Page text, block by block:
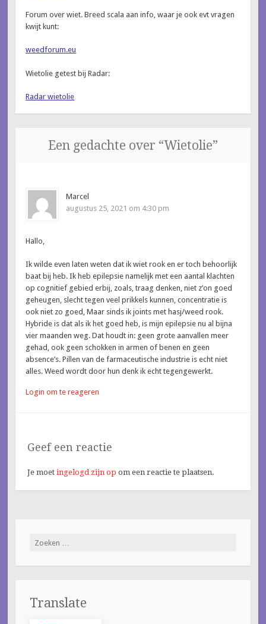
Forum over wiet. Breed scala aan info, waar je ook evt vragen
kwijt kunt:
weedforum.eu
Wietolie getest bij Radar:
Radar wietolie
Een gedachte over “Wietolie”
Marcel
augustus 25, 2021 om 4:30 pm
Hallo,
Ik wilde even laten weten dat ik wiet rook en er toch behoorlijk
baat bij heb. Ik heb epilepsie namelijk met een aantal klachten
op cognitief gebied erbij, zoals, traag denken, niet z’on goed
geheugen, slecht tegen veel prikkels kunnen, concentratie is
ook niet zo goed, Maar sinds ik joints met hasj/weed rook.
Hybride is dat als ik het goed heb, is mijn epilepsie nu al bijna
vier maanden weg. Dat houdt in: geen grote aanvallen meer
gehad, ook geen schokken in armen of benen en geen
absence’s. Pillen van de farmaceutische industrie is echt niet
alles. Weed wordt door hun denk ik echt tegengewerkt.
Login om te reageren
Geef een reactie
Je moet ingelogd zijn op om een reactie te plaatsen.
Zoeken
Translate